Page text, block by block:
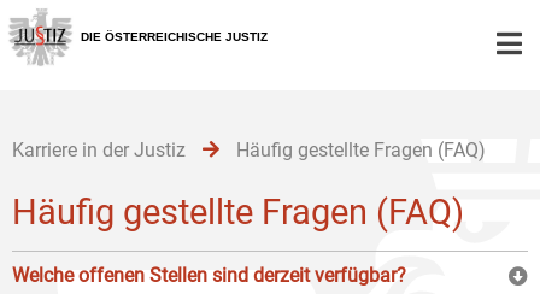
Zur
Hauptnavigation
[1]
Zum
Inhalt
[2]
Zum
Untermenü
[3]
DIE ÖSTERREICHISCHE JUSTIZ
Karriere in der Justiz Häufig gestellte Fragen (FAQ)
Häufig gestellte Fragen (FAQ)
Welche offenen Stellen sind derzeit verfügbar?